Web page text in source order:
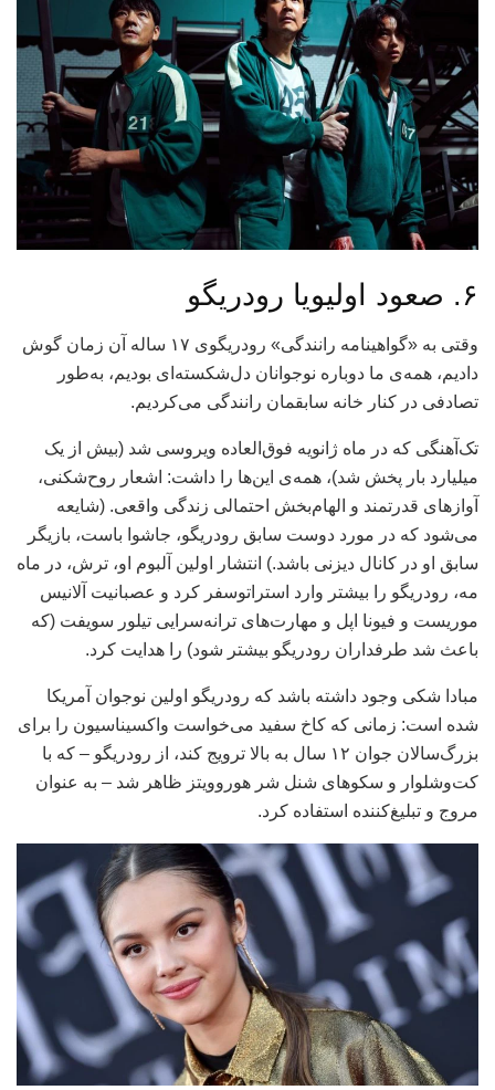
۶. صعود اولیویا رودریگو
وقتی به «گواهینامه رانندگی» رودریگوی ۱۷ ساله آن زمان گوش
دادیم، همه‌ی ما دوباره نوجوانان دل‌شکسته‌ای بودیم، به‌طور
تصادفی در کنار خانه سابقمان رانندگی می‌کردیم.
تک‌آهنگی که در ماه ژانویه فوق‌العاده ویروسی شد (بیش از یک
میلیارد بار پخش شد)، همه‌ی این‌ها را داشت: اشعار روح‌شکنی،
آوازهای قدرتمند و الهام‌بخش احتمالی زندگی واقعی. (شایعه
می‌شود که در مورد دوست سابق رودریگو، جاشوا باست، بازیگر
سابق او در کانال دیزنی باشد.) انتشار اولین آلبوم او، ترش، در ماه
مه، رودریگو را بیشتر وارد استراتوسفر کرد و عصبانیت آلانیس
موریست و فیونا اپل و مهارت‌های ترانه‌سرایی تیلور سویفت (که
باعث شد طرفداران رودریگو بیشتر شود) را هدایت کرد.
مبادا شکی وجود داشته باشد که رودریگو اولین نوجوان آمریکا
شده است: زمانی که کاخ سفید می‌خواست واکسیناسیون را برای
بزرگ‌سالان جوان ۱۲ سال به بالا ترویج کند، از رودریگو – که با
کت‌وشلوار و سکوهای شنل شر هوروویتز ظاهر شد – به عنوان
مروج و تبلیغ‌کننده استفاده کرد.